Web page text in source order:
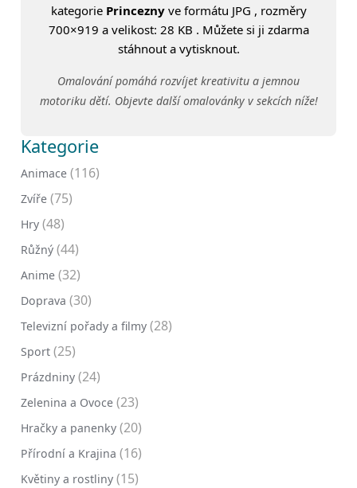
kategorie Princeznyve formátu JPG , rozměry
700×919 a velikost: 28 KB . Můžete si ji zdarma
stáhnout a vytisknout.
Omalování pomáhá rozvíjet kreativitu a jemnou
motoriku dětí. Objevte další omalovánky v sekcích níže!
Kategorie
Animace (116)
Zvíře (75)
Hry (48)
Růžný (44)
Anime (32)
Doprava (30)
Televizní pořady a filmy (28)
Sport (25)
Prázdniny (24)
Zelenina a Ovoce (23)
Hračky a panenky (20)
Přírodní a Krajina (16)
Květiny a rostliny (15)